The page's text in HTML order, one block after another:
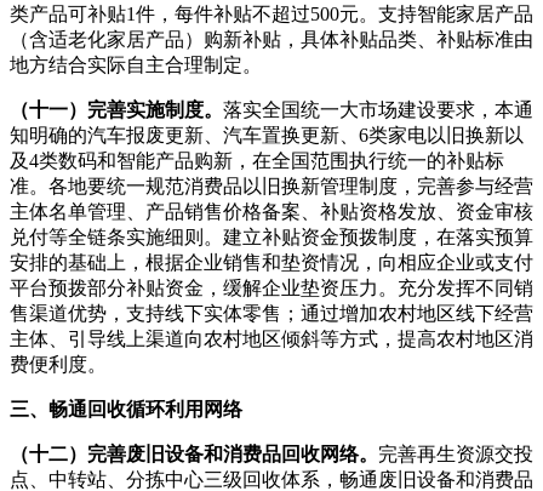
类产品可补贴1件，每件补贴不超过500元。支持智能家居产品
（含适老化家居产品）购新补贴，具体补贴品类、补贴标准由
地方结合实际自主合理制定。
（十一）完善实施制度。 落实全国统一大市场建设要求，本通
知明确的汽车报废更新、汽车置换更新、6类家电以旧换新以
及4类数码和智能产品购新，在全国范围执行统一的补贴标
准。各地要统一规范消费品以旧换新管理制度，完善参与经营
主体名单管理、产品销售价格备案、补贴资格发放、资金审核
兑付等全链条实施细则。建立补贴资金预拨制度，在落实预算
安排的基础上，根据企业销售和垫资情况，向相应企业或支付
平台预拨部分补贴资金，缓解企业垫资压力。充分发挥不同销
售渠道优势，支持线下实体零售；通过增加农村地区线下经营
主体、引导线上渠道向农村地区倾斜等方式，提高农村地区消
费便利度。
三、畅通回收循环利用网络
（十二）完善废旧设备和消费品回收网络。 完善再生资源交投
点、中转站、分拣中心三级回收体系，畅通废旧设备和消费品